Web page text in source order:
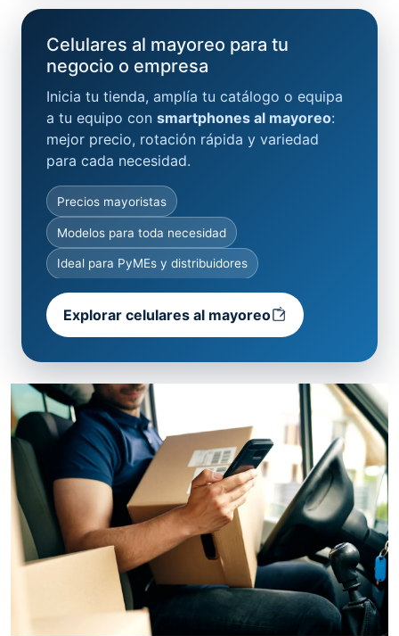
Celulares al mayoreo para tu
negocio o empresa
Inicia tu tienda, amplía tu catálogo o equipa
a tu equipo con smartphones al mayoreo:
mejor precio, rotación rápida y variedad
para cada necesidad.
Precios mayoristas
Modelos para toda necesidad
Ideal para PyMEs y distribuidores
Explorar celulares al mayoreo